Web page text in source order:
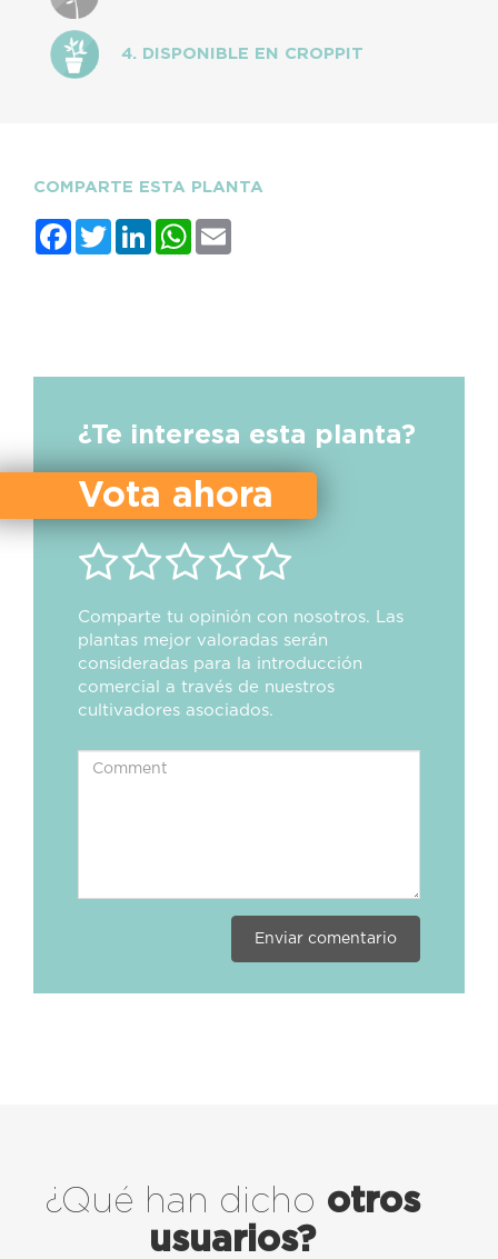
4. DISPONIBLE EN CROPPIT
COMPARTE ESTA PLANTA
FacebookTwitterLinkedInWhatsApp
¿Te interesa esta planta?
Vota ahora
Comparte tu opinión con nosotros. Las
plantas mejor valoradas serán
consideradas para la introducción
comercial a través de nuestros
cultivadores asociados.
Enviar comentario
¿Qué han dicho otros
usuarios?